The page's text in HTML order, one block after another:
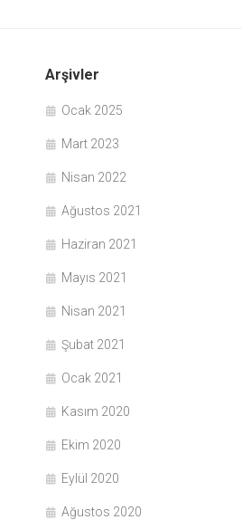
Arşivler
Ocak 2025
Mart 2023
Nisan 2022
Ağustos 2021
Haziran 2021
Mayıs 2021
Nisan 2021
Şubat 2021
Ocak 2021
Kasım 2020
Ekim 2020
Eylül 2020
Ağustos 2020